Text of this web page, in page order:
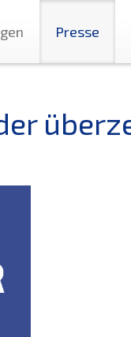
Presse